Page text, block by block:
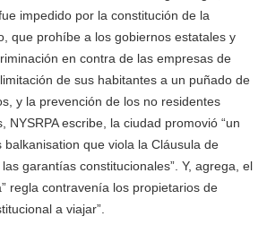
impedido por la constitución de la
que prohíbe a los gobiernos estatales y
en contra de las empresas de
de sus habitantes a un puñado de
y la prevención de los no residentes
NYSRPA escribe, la ciudad promovió “un
que viola la Cláusula de
garantías constitucionales”. Y, agrega, el
regla contravenía los propietarios de
a viajar”.